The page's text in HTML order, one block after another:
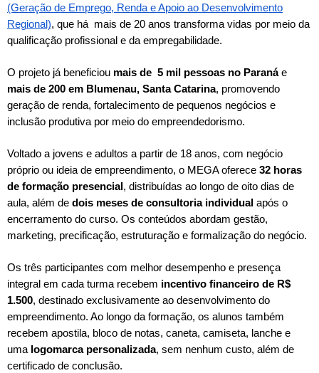
(Geração de Emprego, Renda e Apoio ao Desenvolvimento
Regional), que há mais de 20 anos transforma vidas por meio da
qualificação profissional e da empregabilidade.
O projeto já beneficiou mais de 5 mil pessoas no Paranáe
mais de 200 em Blumenau, Santa Catarina, promovendo
geração de renda, fortalecimento de pequenos negócios e
inclusão produtiva por meio do empreendedorismo.
Voltado a jovens e adultos a partir de 18 anos, com negócio
próprio ou ideia de empreendimento, o MEGA oferece 32 horas
de formação presencial , distribuídas ao longo de oito dias de
aula, além de dois meses de consultoria individual após o
encerramento do curso. Os conteúdos abordam gestão,
marketing, precificação, estruturação e formalização do negócio.
Os três participantes com melhor desempenho e presença
integral em cada turma recebem incentivo financeiro de R$
1.500, destinado exclusivamente ao desenvolvimento do
empreendimento. Ao longo da formação, os alunos também
recebem apostila, bloco de notas, caneta, camiseta, lanche e
uma logomarca personalizada, sem nenhum custo, além de
certificado de conclusão.